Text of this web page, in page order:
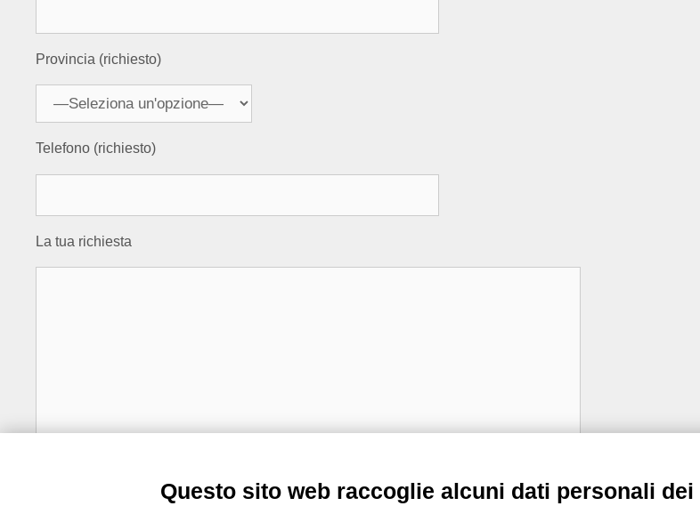
Provincia (richiesto)
Telefono (richiesto)
La tua richiesta
Questo sito web raccoglie alcuni dati personali dei